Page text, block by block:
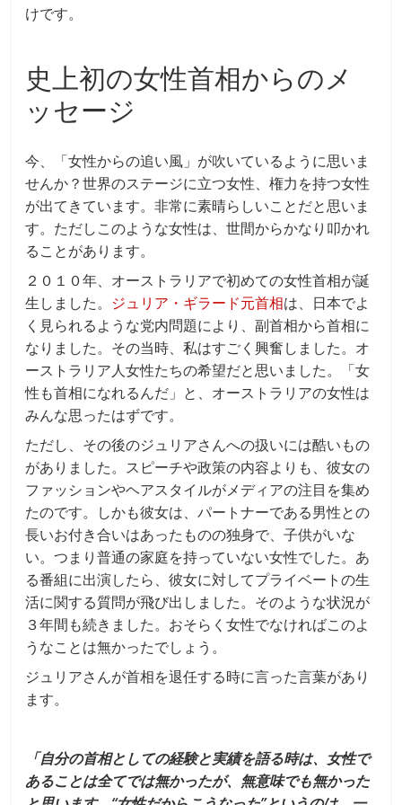
けです。
史上初の女性首相からのメ
ッセージ
今、「女性からの追い風」が吹いているように思いま
せんか？世界のステージに立つ女性、権力を持つ女性
が出てきています。非常に素晴らしいことだと思いま
す。ただしこのような女性は、世間からかなり叩かれ
ることがあります。
２０１０年、オーストラリアで初めての女性首相が誕
生しました。 ジュリア・ギラード元首相は、日本でよ
く見られるような党内問題により、副首相から首相に
なりました。その当時、私はすごく興奮しました。オ
ーストラリア人女性たちの希望だと思いました。「女
性も首相になれるんだ」と、オーストラリアの女性は
みんな思ったはずです。
ただし、その後のジュリアさんへの扱いには酷いもの
がありました。スピーチや政策の内容よりも、彼女の
ファッションやヘアスタイルがメディアの注目を集め
たのです。しかも彼女は、パートナーである男性との
長いお付き合いはあったものの独身で、子供がいな
い。つまり普通の家庭を持っていない女性でした。あ
る番組に出演したら、彼女に対してプライベートの生
活に関する質問が飛び出しました。そのような状況が
３年間も続きました。おそらく女性でなければこのよ
うなことは無かったでしょう。
ジュリアさんが首相を退任する時に言った言葉があり
ます。
「自分の首相としての経験と実績を語る時は、女性で
あることは全てでは無かったが、無意味でも無かった